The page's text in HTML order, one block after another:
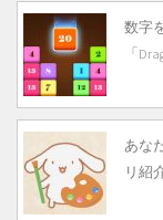
数字
「
あな
リ紹